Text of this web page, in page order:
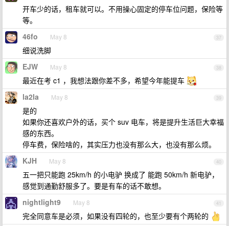
开车少的话，租车就可以。不用操心固定的停车位问题，保险等
等。
37
46fo May 8
细说洗脚
38
EJW May 8
最近在考 c1 ，我想法跟你差不多，希望今年能提车
39
la2la May 8
是的
如果你还喜欢户外的话，买个 suv 电车，将是提升生活巨大幸福
感的东西。
停车费，保险啥的，其实压力也没有那么大，也没有那么烦。
40
KJH May 8
五一把只能跑 25km/h 的小电驴 换成了 能跑 50km/h 新电驴，
感觉到通勤舒服多了。要是有车的话不敢想。
41
nightlight9 May 8
完全同意车是必须，如果没有四轮的，也至少要有个两轮的